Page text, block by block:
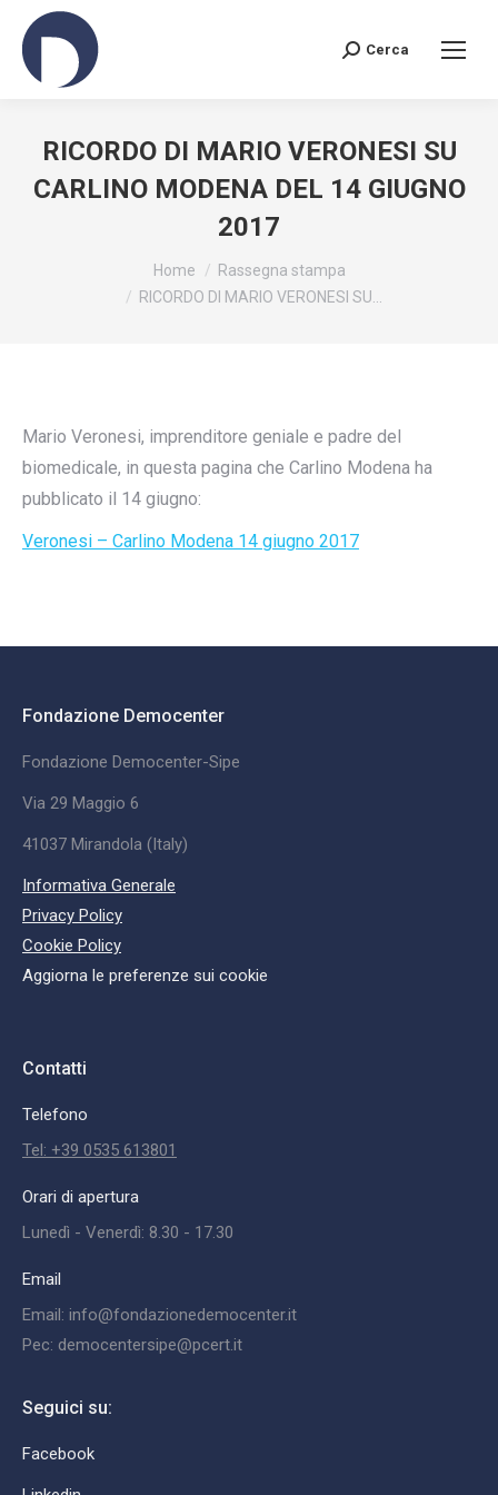
Search:
Cerca
RICORDO DI MARIO VERONESI SU
CARLINO MODENA DEL 14 GIUGNO
2017
Home
Rassegna stampa
RICORDO DI MARIO VERONESI SU…
Mario Veronesi, imprenditore geniale e padre del
biomedicale, in questa pagina che Carlino Modena ha
pubblicato il 14 giugno:
Veronesi – Carlino Modena 14 giugno 2017
Fondazione Democenter
Fondazione Democenter-Sipe
Via 29 Maggio 6
41037 Mirandola (Italy)
Informativa Generale
Privacy Policy
Cookie Policy
Aggiorna le preferenze sui cookie
Contatti
Telefono
Tel: +39 0535 613801
Orari di apertura
Lunedì - Venerdì: 8.30 - 17.30
Email
Email: info@fondazionedemocenter.it
Pec: democentersipe@pcert.it
Seguici su:
Facebook